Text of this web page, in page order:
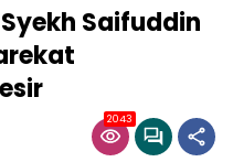
Saifuddin
2043